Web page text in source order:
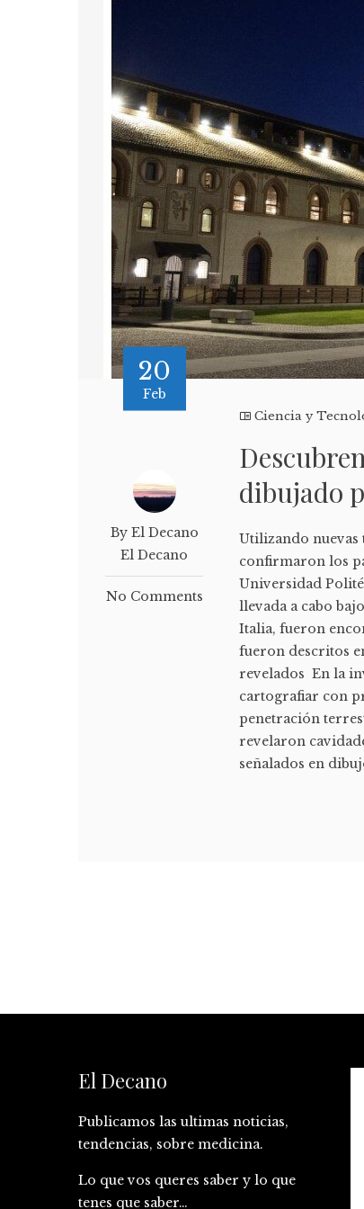
20
Feb
By El Decano
El Decano
No Comments
Ciencia y
dibujado
Utilizando
confirmaron los
Universidad
llevada a cabo
Italia, fueron
fueron descritos
revelados En la
cartografiar con
penetración
revelaron
señalados en
El Decano
Publicamos las ultimas noticias,
tendencias, sobre medicina.
Lo que vos queres saber y lo que
tenes que saber…